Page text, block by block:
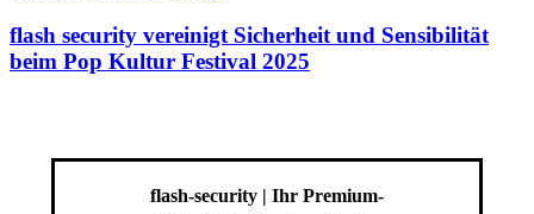
Sicherheit
und
Sensibilität
Festival
flash security vereinigt Sicherheit und Sensibilität
beim Pop Kultur Festival 2025
flash-security | Ihr Premium-